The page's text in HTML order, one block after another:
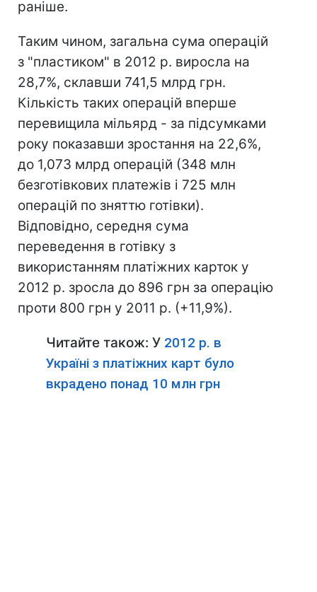
раніше.
Таким чином, загальна сума операцій
з "пластиком" в 2012 р. виросла на
28,7%, склавши 741,5 млрд грн.
Кількість таких операцій вперше
перевищила мільярд - за підсумками
року показавши зростання на 22,6%,
до 1,073 млрд операцій (348 млн
безготівкових платежів і 725 млн
операцій по зняттю готівки).
Відповідно, середня сума
переведення в готівку з
використанням платіжних карток у
2012 р. зросла до 896 грн за операцію
проти 800 грн у 2011 р. (+11,9%).
Читайте також: У 2012 р. в
Україні з платіжних карт було
вкрадено понад 10 млн грн